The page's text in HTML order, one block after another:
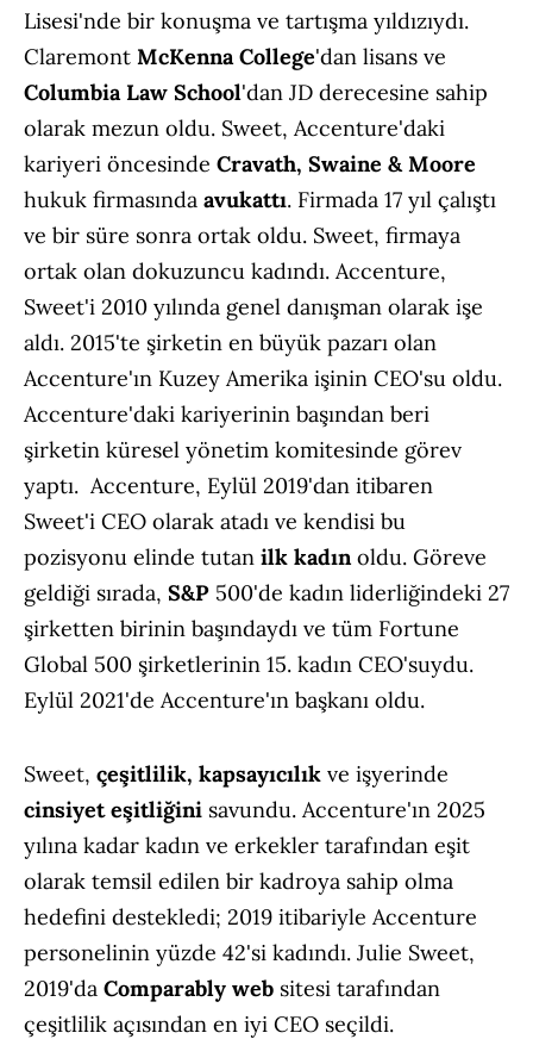
Lisesi'nde bir konuşma ve tartışma yıldızıydı.
Claremont McKenna College'dan lisans ve
Columbia Law School'dan JD derecesine sahip
olarak mezun oldu. Sweet, Accenture'daki
kariyeri öncesinde Cravath, Swaine & Moore
hukuk firmasında avukattı. Firmada 17 yıl çalıştı
ve bir süre sonra ortak oldu. Sweet, firmaya
ortak olan dokuzuncu kadındı. Accenture,
Sweet'i 2010 yılında genel danışman olarak işe
aldı. 2015'te şirketin en büyük pazarı olan
Accenture'ın Kuzey Amerika işinin CEO'su oldu.
Accenture'daki kariyerinin başından beri
şirketin küresel yönetim komitesinde görev
yaptı. Accenture, Eylül 2019'dan itibaren
Sweet'i CEO olarak atadı ve kendisi bu
pozisyonu elinde tutan ilk kadınoldu. Göreve
geldiği sırada, S&P 500'de kadın liderliğindeki 27
şirketten birinin başındaydı ve tüm Fortune
Global 500 şirketlerinin 15. kadın CEO'suydu.
Eylül 2021'de Accenture'ın başkanı oldu.
Sweet, çeşitlilik, kapsayıcılık ve işyerinde
cinsiyet eşitliğini savundu. Accenture'ın 2025
yılına kadar kadın ve erkekler tarafından eşit
olarak temsil edilen bir kadroya sahip olma
hedefini destekledi; 2019 itibariyle Accenture
personelinin yüzde 42'si kadındı. Julie Sweet,
2019'da Comparably web sitesi tarafından
çeşitlilik açısından en iyi CEO seçildi.